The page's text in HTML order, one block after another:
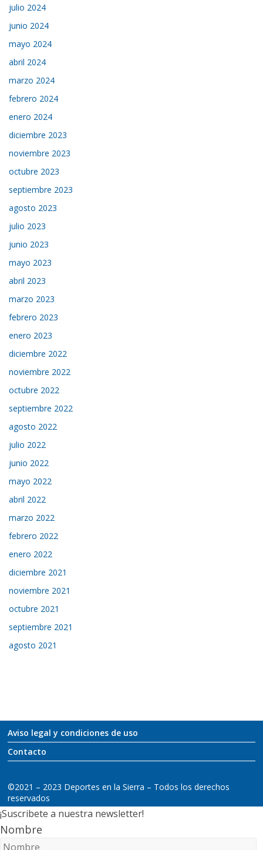
julio 2024
junio 2024
mayo 2024
abril 2024
marzo 2024
febrero 2024
enero 2024
diciembre 2023
noviembre 2023
octubre 2023
septiembre 2023
agosto 2023
julio 2023
junio 2023
mayo 2023
abril 2023
marzo 2023
febrero 2023
enero 2023
diciembre 2022
noviembre 2022
octubre 2022
septiembre 2022
agosto 2022
julio 2022
junio 2022
mayo 2022
abril 2022
marzo 2022
febrero 2022
enero 2022
diciembre 2021
noviembre 2021
octubre 2021
septiembre 2021
agosto 2021
Aviso legal y condiciones de uso
Contacto
©2021 – 2023 Deportes en la Sierra – Todos los derechos
reservados
¡Suscribete a nuestra newsletter!
Nombre